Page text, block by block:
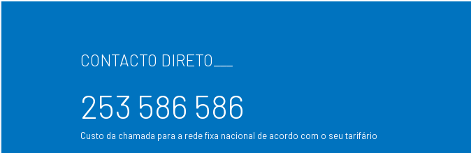
CONTACTO DIRETO
253 586 586
Custo da chamada para a rede fixa nacional de acordo com o seu tarifário